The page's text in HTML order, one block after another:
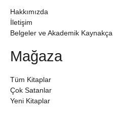
Hakkımızda
İletişim
Belgeler ve Akademik Kaynakça
Mağaza
Tüm Kitaplar
Çok Satanlar
Yeni Kitaplar